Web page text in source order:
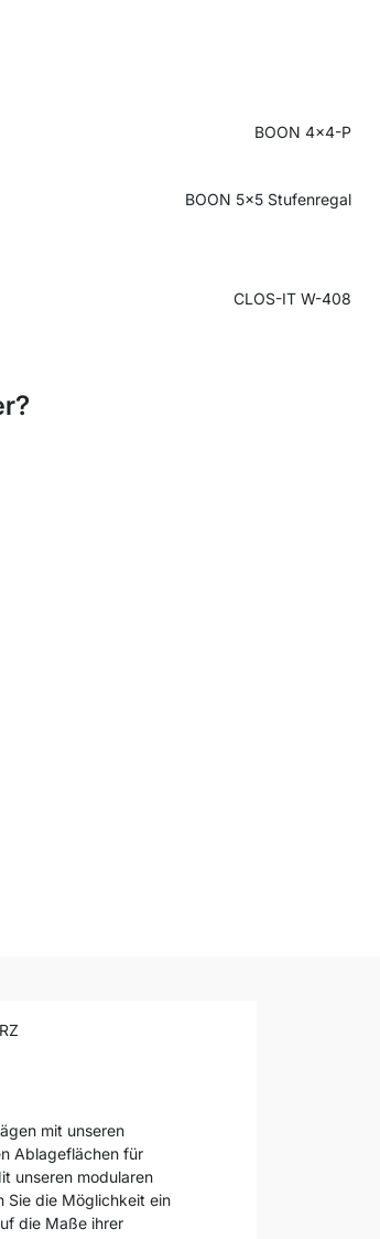
BOON 4x4-P
BOON 5x5 Stufenregal
CLOS-IT W-408
mit unseren
Ablageflächen für
unseren modularen
Sie die Möglichkeit ein
die Maße ihrer